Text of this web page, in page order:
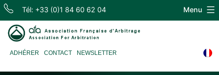
Skip
content
Tél: +33 (0)1 84 60 62 04
d'Arbitrage
ADHÉRER CONTACT NEWSLETTER
Menu